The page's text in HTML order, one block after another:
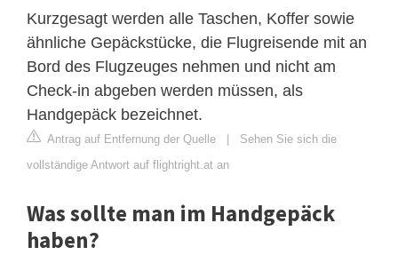
Kurzgesagt werden alle Taschen, Koffer sowie
ähnliche Gepäckstücke, die Flugreisende mit an
Bord des Flugzeuges nehmen und nicht am
Check-in abgeben werden müssen, als
Handgepäck bezeichnet.
Antrag auf Entfernung der Quelle | Sehen Sie sich die
vollständige Antwort auf flightright.at an
Was sollte man im Handgepäck
haben?